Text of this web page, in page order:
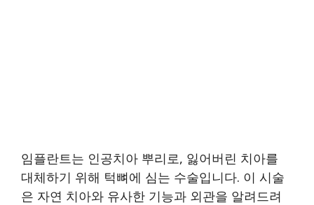
임플란트는 인공치아 뿌리로, 잃어버린 치아를
대체하기 위해 턱뼈에 심는 수술입니다. 이 시술
은 자연 치아와 유사한 기능과 외관을 알려드려